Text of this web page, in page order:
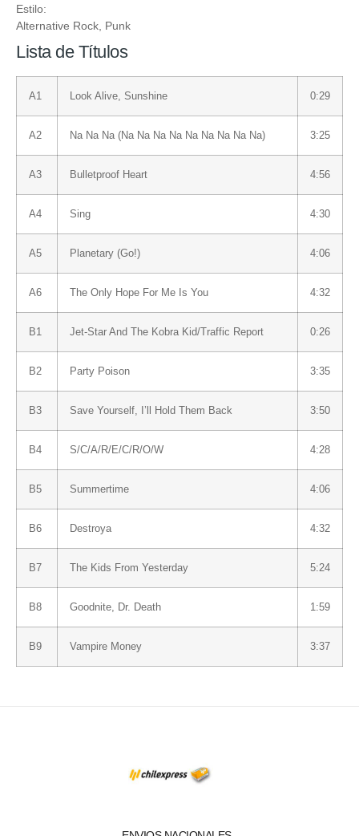
Estilo:
Alternative Rock, Punk
Lista de Títulos
A1 Look Alive, Sunshine 0:29
A2 Na Na Na (Na Na Na Na Na Na Na Na Na) 3:25
A3 Bulletproof Heart 4:56
A4 Sing 4:30
A5 Planetary (Go!) 4:06
A6 The Only Hope For Me Is You 4:32
B1 Jet-Star And The Kobra Kid/Traffic Report 0:26
B2 Party Poison 3:35
B3 Save Yourself, I’ll Hold Them Back 3:50
B4 S/C/A/R/E/C/R/O/W 4:28
B5 Summertime 4:06
B6 Destroya 4:32
B7 The Kids From Yesterday 5:24
B8 Goodnite, Dr. Death 1:59
B9 Vampire Money 3:37